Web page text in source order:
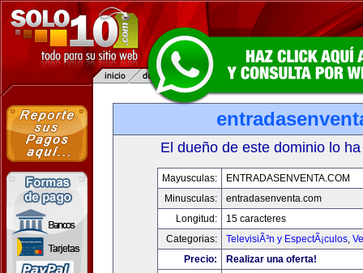
El dueño de este dominio lo
Mayusculas:
ENTRADASENVENTA.COM
Minusculas:
entradasenventa.com
Longitud:
15 caracteres
Categorias:
TelevisiÃ³n y EspectÃ¡culos,
Precio:
Realizar una oferta!